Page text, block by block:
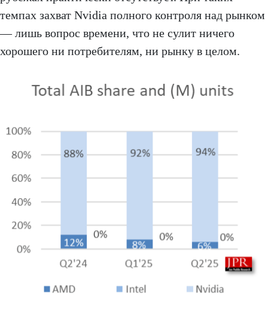
темпах захват Nvidia полного контроля над рынком
— лишь вопрос времени, что не сулит ничего
хорошего ни потребителям, ни рынку в целом.